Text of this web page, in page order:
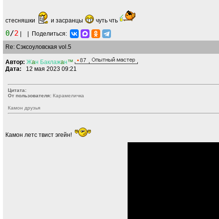
стесняшки и засранцы чуть чть
0/2
Поделиться:
Re: Сэксоуловская vol.5
Автор: Жaн Баклажaн™
Дата: 12 мая 2023 09:21
Цитата:
От пользователя: Кaрaмeличкa
Камон друзья
Камон летс твист эгейн!